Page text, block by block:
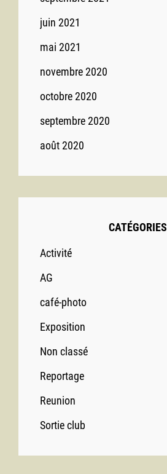
juin 2021
mai 2021
novembre 2020
octobre 2020
septembre 2020
août 2020
CATÉGORIES
Activité
AG
café-photo
Exposition
Non classé
Reportage
Reunion
Sortie club